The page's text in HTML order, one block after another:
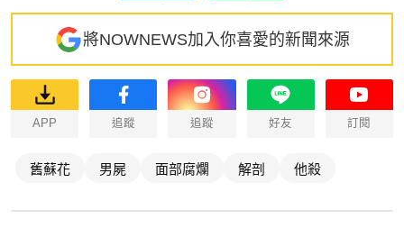
將NOWNEWS加入你喜愛的新聞來源
APP 追蹤 追蹤 好友 訂閱
舊蘇花 男屍 面部腐爛 解剖 他殺